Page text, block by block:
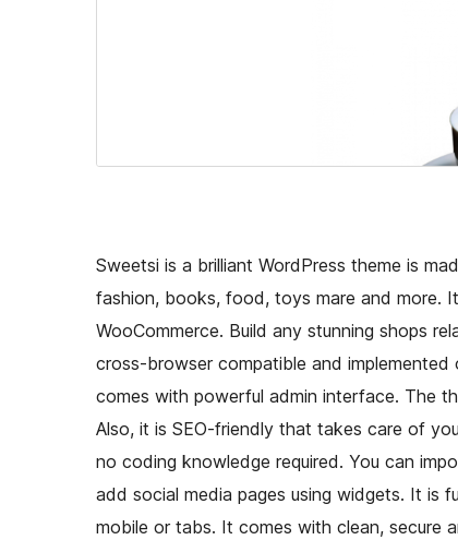
Sweetsi is a brilliant WordPress theme is
fashion, books, food, toys mare and more.
WooCommerce. Build any stunning shops
cross-browser compatible and
comes with powerful admin interface. The
Also, it is SEO-friendly that takes care of
no coding knowledge required. You can
add social media pages using widgets. It is
mobile or tabs. It comes with clean, secure